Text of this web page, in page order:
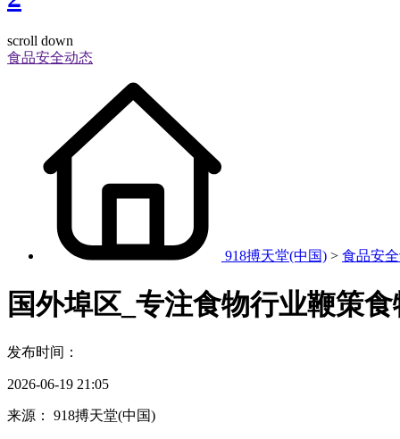
scroll down
食品安全动态
918搏天堂(中国) > 食品安
国外埠区_专注食物行业鞭策
发布时间：
2026-06-19 21:05
来源： 918搏天堂(中国)